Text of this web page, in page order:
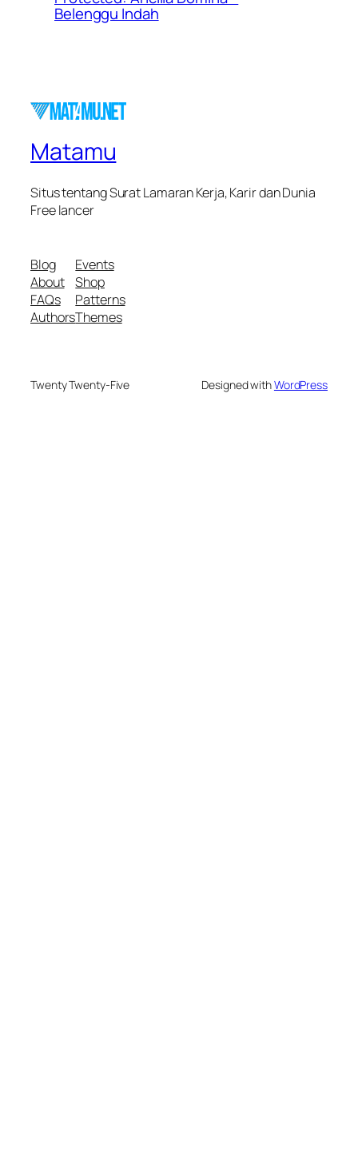
Belenggu Indah
Matamu
Situs tentang Surat Lamaran Kerja, Karir dan Dunia
Free lancer
Blog
About
FAQs
Authors
Events
Shop
Patterns
Themes
Twenty Twenty-Five Designed withWordPress